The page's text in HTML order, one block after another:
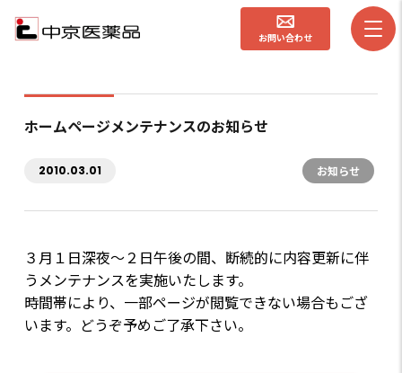
お問い合わせ
ホームページメンテナンスのお知らせ
2010.03.01 お知らせ
３月１日深夜～２日午後の間、断続的に内容更新に伴
うメンテナンスを実施いたします。
時間帯により、一部ページが閲覧できない場合もござ
います。どうぞ予めご了承下さい。